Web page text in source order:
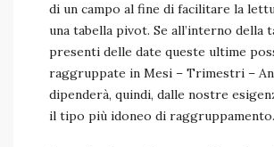
di un campo al fine di facilitare la
una tabella pivot. Se all’interno della
presenti delle date queste ultime
raggruppate in Mesi – Trimestri –
dipenderà, quindi, dalle nostre
il tipo più idoneo di raggruppamento.